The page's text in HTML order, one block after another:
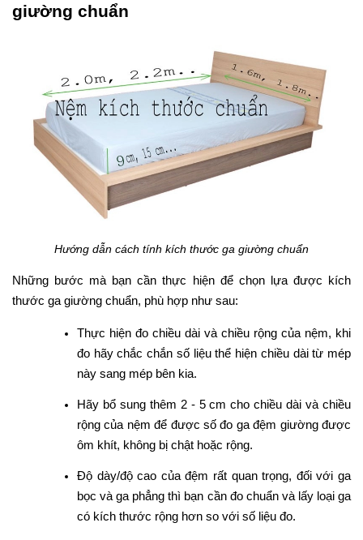
giường chuẩn
Hướng dẫn cách tính kích thước ga giường chuẩn
Những bước mà bạn cần thực hiện để chọn lựa được kích
thước ga giường chuẩn, phù hợp như sau:
Thực hiện đo chiều dài và chiều rộng của nệm, khi
đo hãy chắc chắn số liệu thể hiện chiều dài từ mép
này sang mép bên kia.
Hãy bổ sung thêm 2 - 5 cm cho chiều dài và chiều
rộng của nệm để được số đo ga đệm giường được
ôm khít, không bị chật hoặc rộng.
Độ dày/độ cao của đệm rất quan trọng, đối với ga
bọc và ga phẳng thì bạn cần đo chuẩn và lấy loại ga
có kích thước rộng hơn so với số liệu đo.